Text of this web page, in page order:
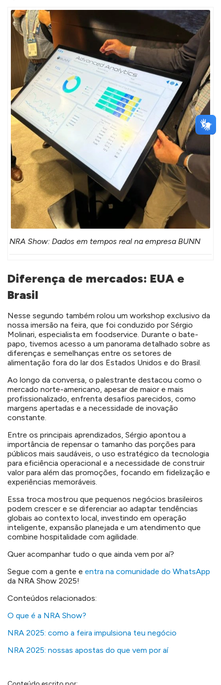
NRA Show: Dados em tempos real na empresa BUNN
Diferença de mercados: EUA e
Brasil
Nesse segundo também rolou um workshop exclusivo da
nossa imersão na feira, que foi conduzido por Sérgio
Molinari, especialista em foodservice. Durante o bate-
papo, tivemos acesso a um panorama detalhado sobre as
diferenças e semelhanças entre os setores de
alimentação fora do lar dos Estados Unidos e do Brasil.
Ao longo da conversa, o palestrante destacou como o
mercado norte-americano, apesar de maior e mais
profissionalizado, enfrenta desafios parecidos, como
margens apertadas e a necessidade de inovação
constante.
Entre os principais aprendizados, Sérgio apontou a
importância de repensar o tamanho das porções para
públicos mais saudáveis, o uso estratégico da tecnologia
para eficiência operacional e a necessidade de construir
valor para além das promoções, focando em fidelização e
experiências memoráveis.
Essa troca mostrou que pequenos negócios brasileiros
podem crescer e se diferenciar ao adaptar tendências
globais ao contexto local, investindo em operação
inteligente, expansão planejada e um atendimento que
combine hospitalidade com agilidade.
Quer acompanhar tudo o que ainda vem por aí?
Segue com a gente e entra na comunidade do WhatsApp
da NRA Show 2025!
Conteúdos relacionados:
O que é a NRA Show?
NRA 2025: como a feira impulsiona teu negócio
NRA 2025: nossas apostas do que vem por aí